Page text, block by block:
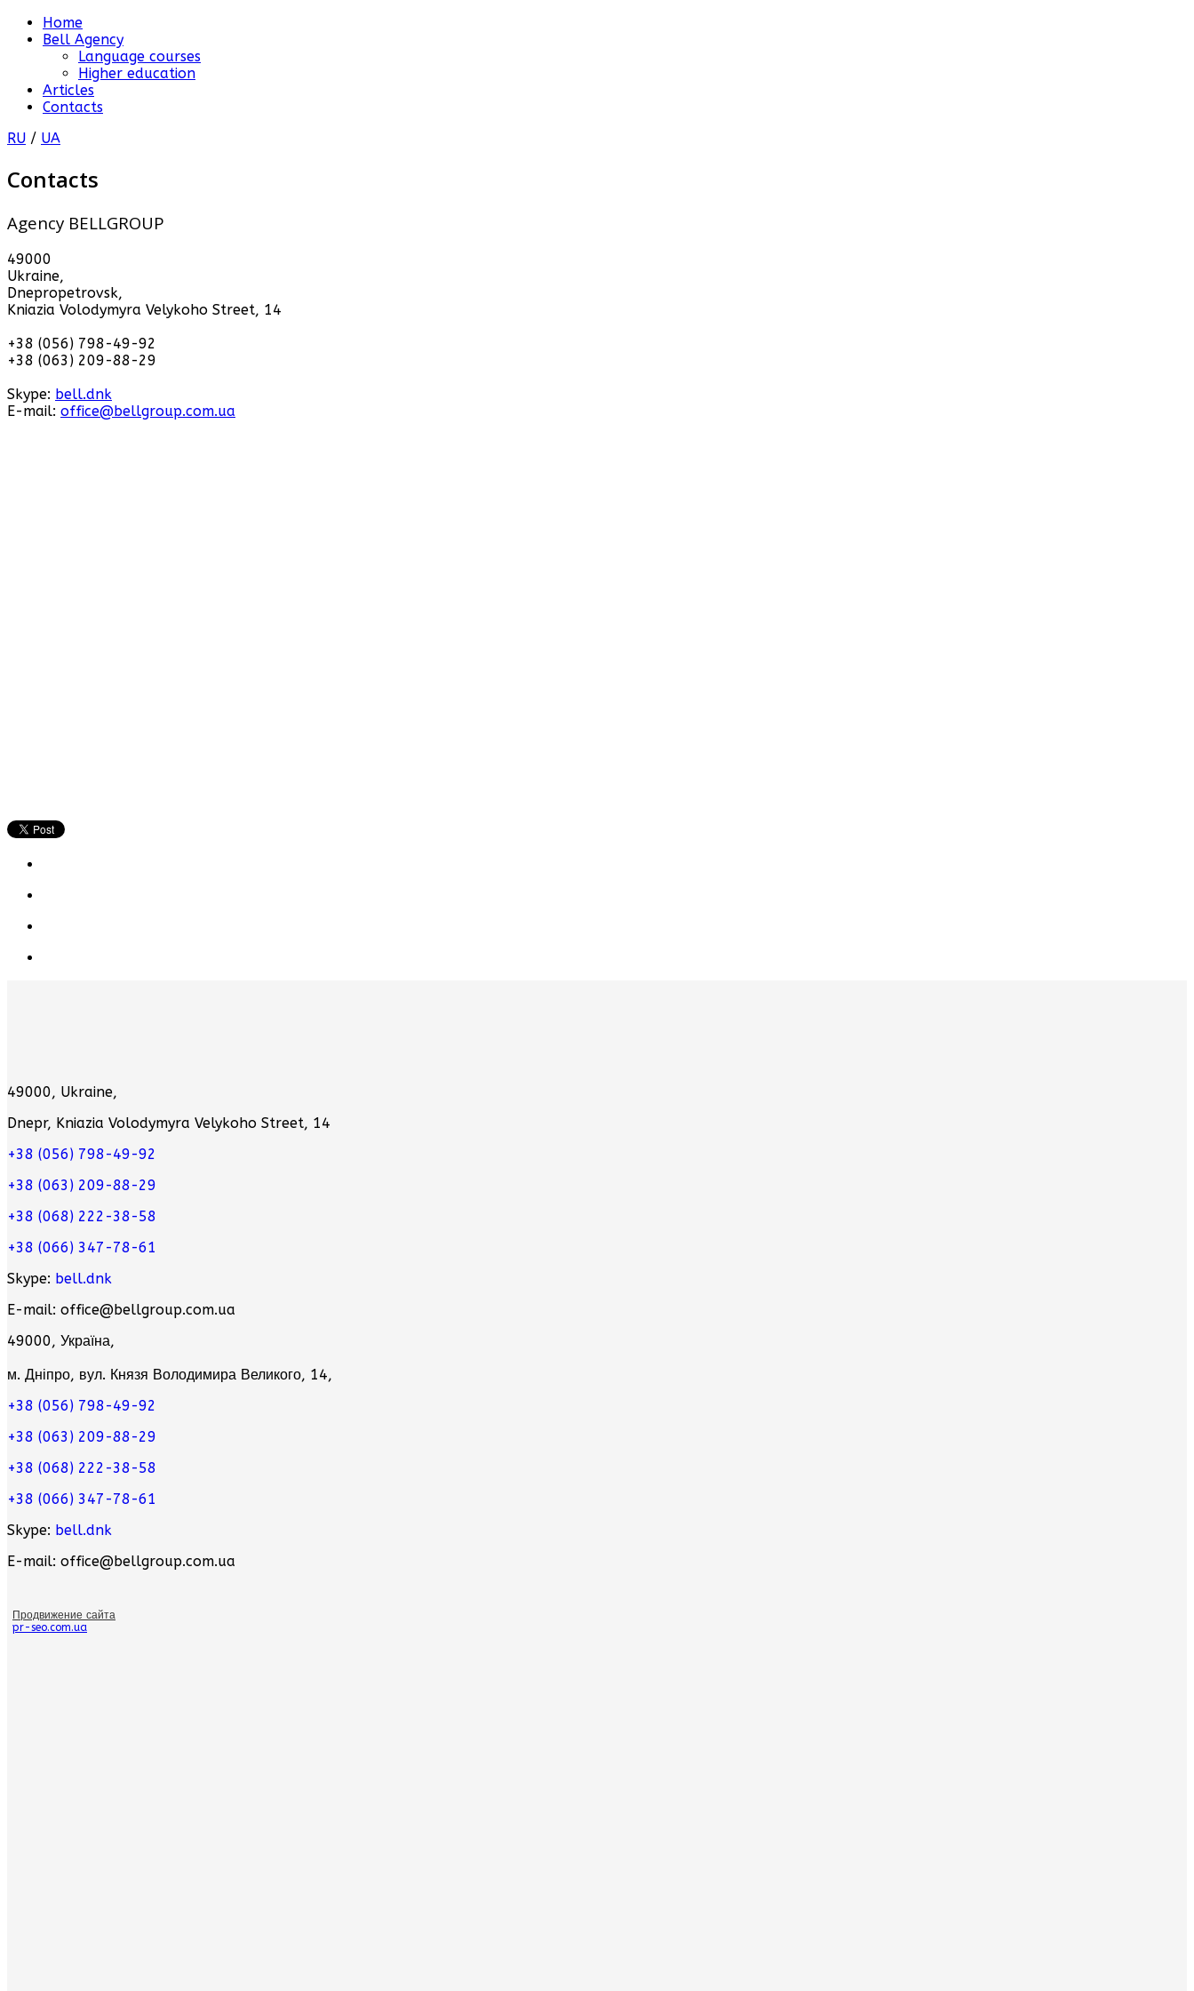
Home
Bell Agency
Language courses
Higher education
Articles
Contacts
RU / UA
Contacts
Agency BELLGROUP
49000
Ukraine,
Dnepropetrovsk,
Kniazia Volodymyra Velykoho Street, 14
+38 (056) 798-49-92
+38 (063) 209-88-29
Skype: bell.dnk
E-mail: office@bellgroup.com.ua
49000, Ukraine,
Dnepr, Kniazia Volodymyra Velykoho Street, 14
+38 (056) 798-49-92
+38 (063) 209-88-29
+38 (068) 222-38-58
+38 (066) 347-78-61
Skype: bell.dnk
E-mail: office@bellgroup.com.ua
49000, Україна,
м. Дніпро, вул. Князя Володимира Великого, 14,
+38 (056) 798-49-92
+38 (063) 209-88-29
+38 (068) 222-38-58
+38 (066) 347-78-61
Skype: bell.dnk
E-mail: office@bellgroup.com.ua
Продвижение сайта
pr-seo.com.ua